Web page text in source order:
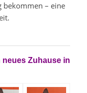
bekommen – eine
neues Zuhause in